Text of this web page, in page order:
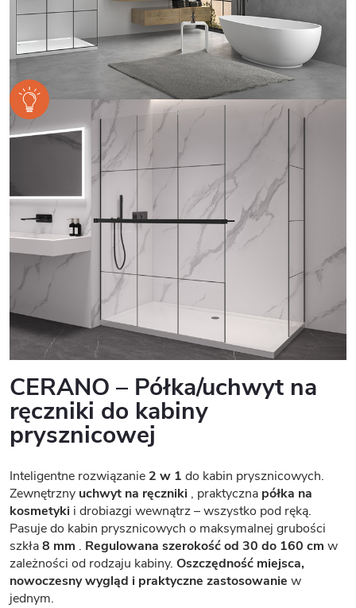
CERANO – Półka/uchwyt na
ręczniki do kabiny
prysznicowej
Inteligentne rozwiązanie 2 w 1 do kabin prysznicowych.
Zewnętrzny uchwyt na ręczniki , praktyczna półka na
kosmetyki i drobiazgi wewnątrz – wszystko pod ręką.
Pasuje do kabin prysznicowych o maksymalnej grubości
szkła8 mm . Regulowana szerokość od 30 do 160 cm w
zależności od rodzaju kabiny. Oszczędność miejsca,
nowoczesny wygląd i praktyczne zastosowanie w
jednym.